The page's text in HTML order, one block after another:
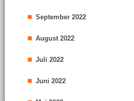
September 2022
August 2022
Juli 2022
Juni 2022